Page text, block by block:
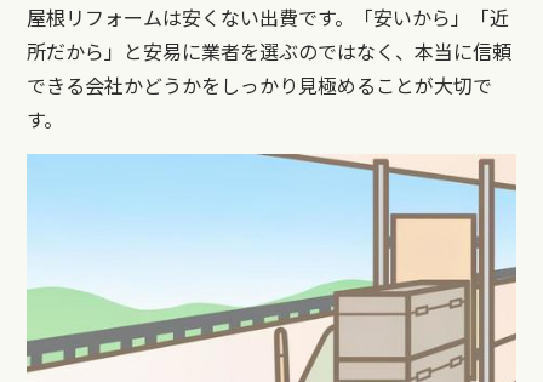
屋根リフォームは安くない出費です。「安いから」「近
所だから」と安易に業者を選ぶのではなく、本当に信頼
できる会社かどうかをしっかり見極めることが大切で
す。